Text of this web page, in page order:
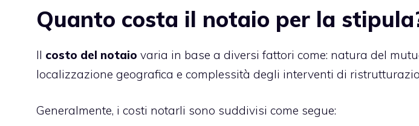
Quanto costa il notaio per la
Il costo del notaio varia in base a diversi fattori come: natura del
localizzazione geografica e complessità degli interventi di
Generalmente, i costi notarli sono suddivisi come segue: